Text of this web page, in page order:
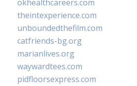
okhealthcareers.com
theintexperience.com
unboundedthefilm.com
catfriends-bg.org
marianlives.org
waywardtees.com
pidfloorsexpress.com